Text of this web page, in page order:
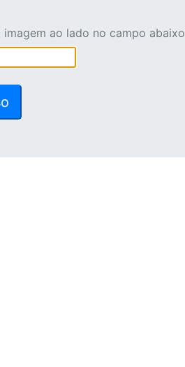
imagem ao lado no campo abaixo